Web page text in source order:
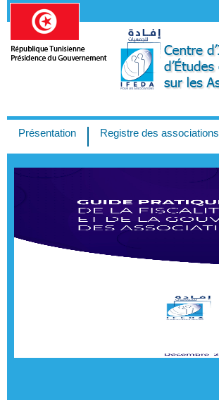
Présentation Registre des associations